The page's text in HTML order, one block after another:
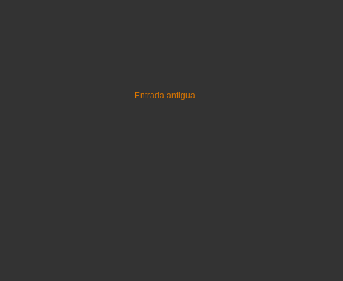
Entrada antigua